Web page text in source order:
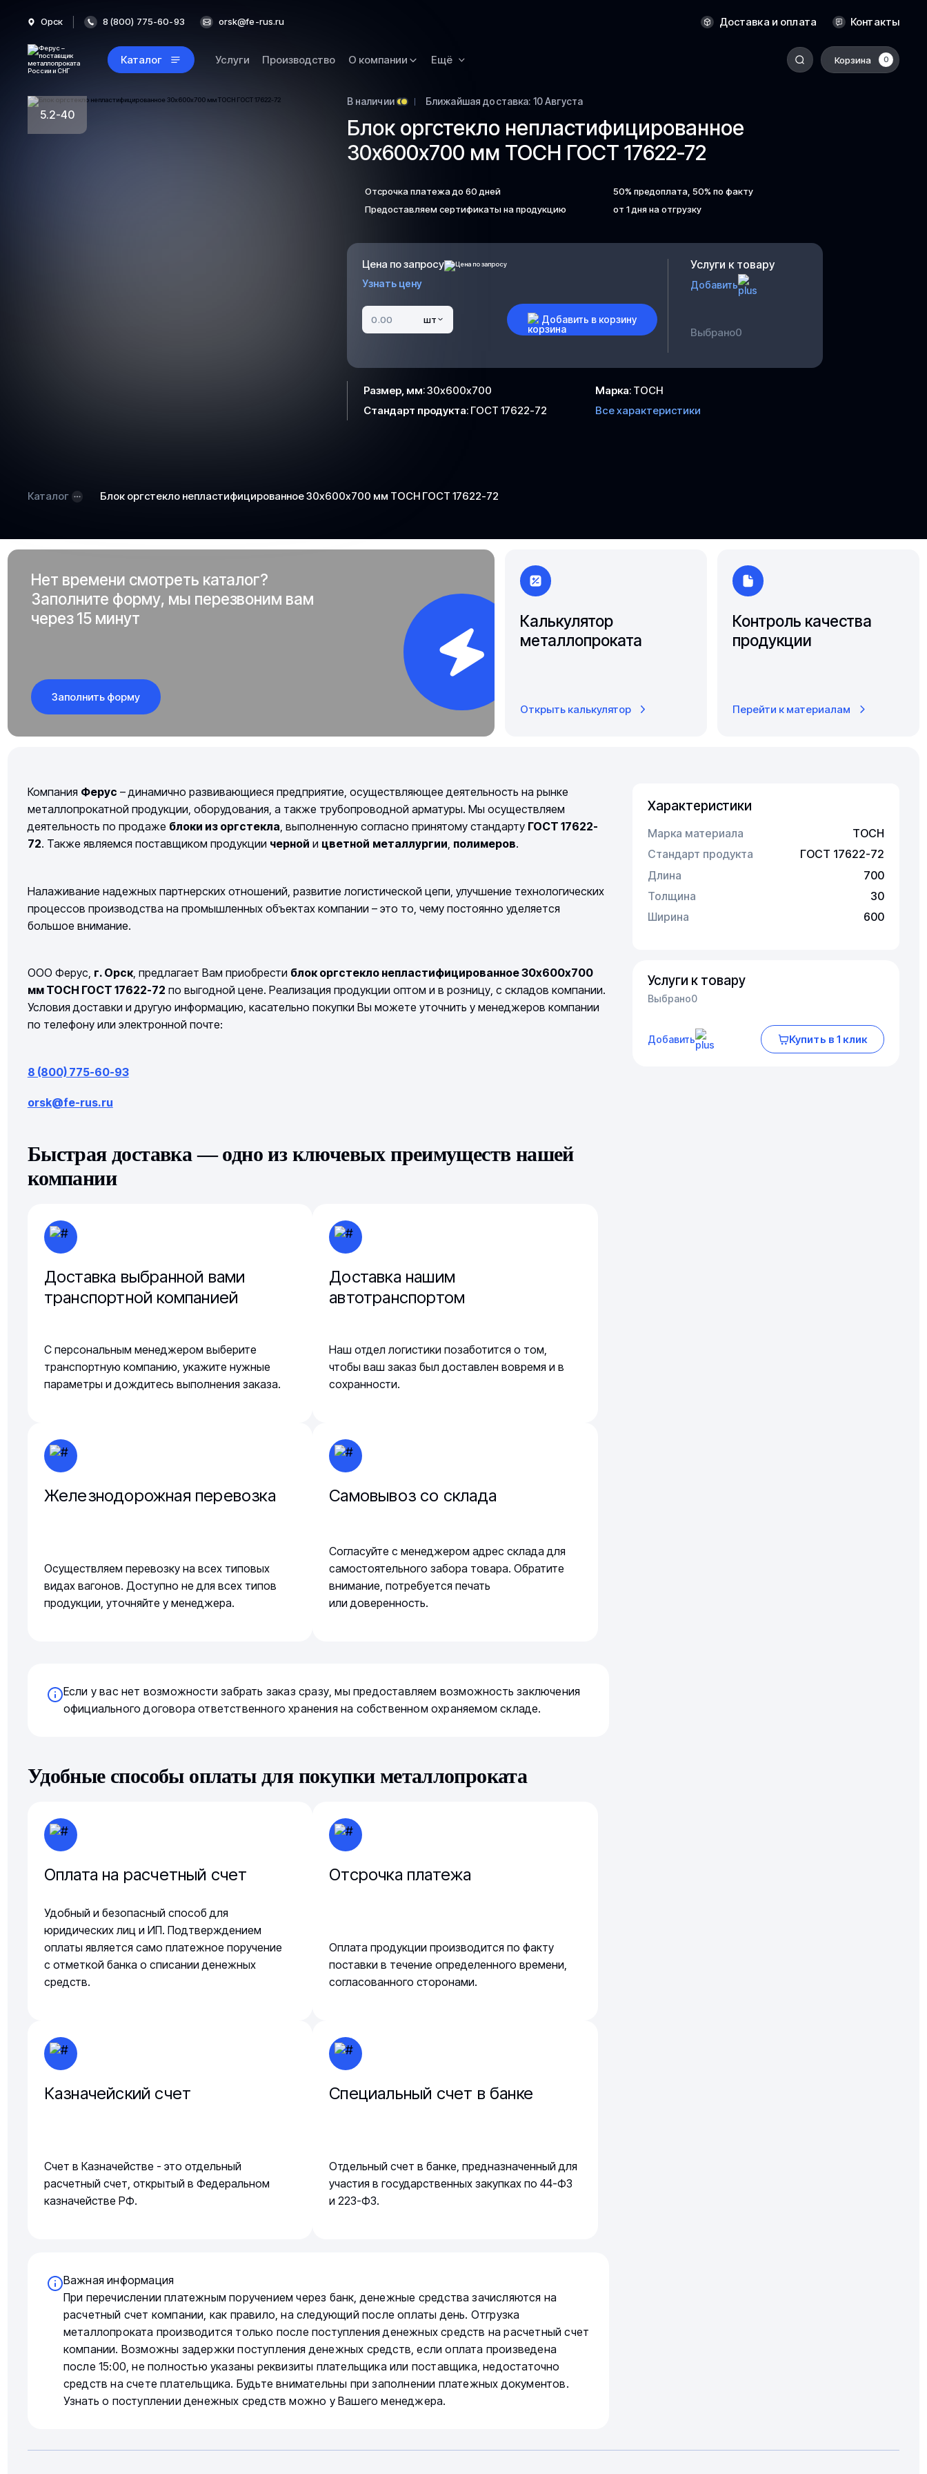
Орск 8 (800) 775-60-93 orsk@fe-rus.ru Доставка и оплата Контакты
Каталог Услуги Производство О компании Ещё Корзина 0
Оренбург
Пермь
Ростов-на-Дону
Рязань
Самара
Саратов
Улан-Удэ
Уссурийск
Чита
Якутск
5.2-40
В наличии Ближайшая доставка: 10 Августа
Блок оргстекло непластифицированное
30х600х700 мм ТОСН ГОСТ 17622-72
Отсрочка платежа до 60 дней
50% предоплата, 50% по факту
Предоставляем сертификаты на продукцию
от 1 дня на отгрузку
Цена по запросу
Узнать цену
шт Добавить в корзину
Услуги к товару
Добавить
Выбрано0
Размер, мм:30х600х700 Марка: ТОСН
Стандарт продукта: ГОСТ 17622-72 Все характеристики
Каталог Блок оргстекло непластифицированное 30х600х700 мм ТОСН ГОСТ 17622-72
Нет времени смотреть каталог?
Заполните форму, мы перезвоним вам
через 15 минут
Заполнить форму
Калькулятор
металлопроката
Открыть калькулятор
Контроль качества
продукции
Перейти к материалам
Компания Ферус – динамично развивающиеся предприятие, осуществляющее деятельность на рынке
металлопрокатной продукции, оборудования, а также трубопроводной арматуры. Мы осуществляем
деятельность по продаже блоки из оргстекла , выполненную согласно принятому стандарту ГОСТ 17622-
72. Также являемся поставщиком продукции черной и цветной металлургии полимеров.
Налаживание надежных партнерских отношений, развитие логистической цепи, улучшение технологических
процессов производства на промышленных объектах компании – это то, чему постоянно уделяется
большое внимание.
ООО Ферус, г. Орск, предлагает Вам приобрести блок оргстекло непластифицированное 30х600х700
мм ТОСН ГОСТ 17622-72 по выгодной цене. Реализация продукции оптом и в розницу, с складов компании.
Условия доставки и другую информацию, касательно покупки Вы можете уточнить у менеджеров компании
по телефону или электронной почте:
8 (800) 775-60-93
orsk@fe-rus.ru
Быстрая доставка — одно из ключевых преимуществ нашей
компании
Доставка выбранной вами
транспортной компанией
С персональным менеджером выберите
транспортную компанию, укажите нужные
параметры и дождитесь выполнения заказа.
Доставка нашим
автотранспортом
Наш отдел логистики позаботится о том,
чтобы ваш заказ был доставлен вовремя и в
сохранности.
Железнодорожная перевозка
Осуществляем перевозку на всех типовых
видах вагонов. Доступно не для всех типов
продукции, уточняйте у менеджера.
Самовывоз со склада
Согласуйте с менеджером адрес склада для
самостоятельного забора товара. Обратите
внимание, потребуется печать
или доверенность.
Если у вас нет возможности забрать заказ сразу, мы предоставляем возможность заключения
официального договора ответственного хранения на собственном охраняемом складе.
Удобные способы оплаты для покупки металлопроката
Оплата на расчетный счет
Удобный и безопасный способ для
юридических лиц и ИП. Подтверждением
оплаты является само платежное поручение
с отметкой банка о списании денежных
средств.
Отсрочка платежа
Оплата продукции производится по факту
поставки в течение определенного времени,
согласованного сторонами.
Казначейский счет
Счет в Казначействе - это отдельный
расчетный счет, открытый в Федеральном
казначействе РФ.
Специальный счет в банке
Отдельный счет в банке, предназначенный для
участия в государственных закупках по 44-ФЗ
и 223-ФЗ.
Важная информация
При перечислении платежным поручением через банк, денежные средства зачисляются на
расчетный счет компании, как правило, на следующий после оплаты день. Отгрузка
металлопроката производится только после поступления денежных средств на расчетный счет
компании. Возможны задержки поступления денежных средств, если оплата произведена
после 15:00, не полностью указаны реквизиты плательщика или поставщика, недостаточно
средств на счете плательщика. Будьте внимательны при заполнении платежных документов.
Узнать о поступлении денежных средств можно у Вашего менеджера.
Характеристики
Марка материала
ТОСН
Стандарт продукта
ГОСТ 17622-72
Длина
700
Толщина
30
Ширина
600
Услуги к товару
Выбрано0
Добавить Купить в 1 клик